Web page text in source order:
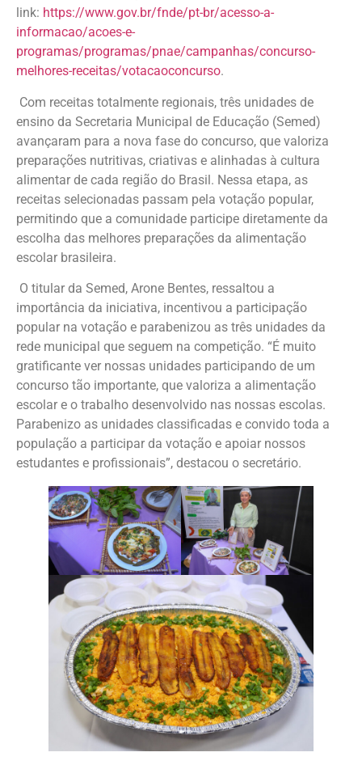
link: https://www.gov.br/fnde/pt-br/acesso-a-
informacao/acoes-e-
programas/programas/pnae/campanhas/concurso-
melhores-receitas/votacaoconcurso.
Com receitas totalmente regionais, três unidades de
ensino da Secretaria Municipal de Educação (Semed)
avançaram para a nova fase do concurso, que valoriza
preparações nutritivas, criativas e alinhadas à cultura
alimentar de cada região do Brasil. Nessa etapa, as
receitas selecionadas passam pela votação popular,
permitindo que a comunidade participe diretamente da
escolha das melhores preparações da alimentação
escolar brasileira.
O titular da Semed, Arone Bentes, ressaltou a
importância da iniciativa, incentivou a participação
popular na votação e parabenizou as três unidades da
rede municipal que seguem na competição. “É muito
gratificante ver nossas unidades participando de um
concurso tão importante, que valoriza a alimentação
escolar e o trabalho desenvolvido nas nossas escolas.
Parabenizo as unidades classificadas e convido toda a
população a participar da votação e apoiar nossos
estudantes e profissionais”, destacou o secretário.